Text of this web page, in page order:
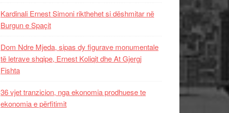
Kardinali Ernest Simoni rikthehet si dëshmitar në
Burgun e Spaçit
Dom Ndre Mjeda, sipas dy figurave monumentale
të letrave shqipe, Ernest Koliqit dhe At Gjergj
Fishta
36 vjet tranzicion, nga ekonomia prodhuese te
ekonomia e përfitimit